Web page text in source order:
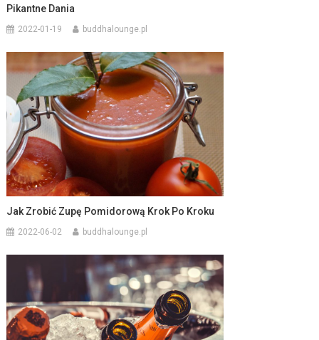
Pikantne Dania
2022-01-19 buddhalounge.pl
Jak Zrobić Zupę Pomidorową Krok Po Kroku
2022-06-02 buddhalounge.pl